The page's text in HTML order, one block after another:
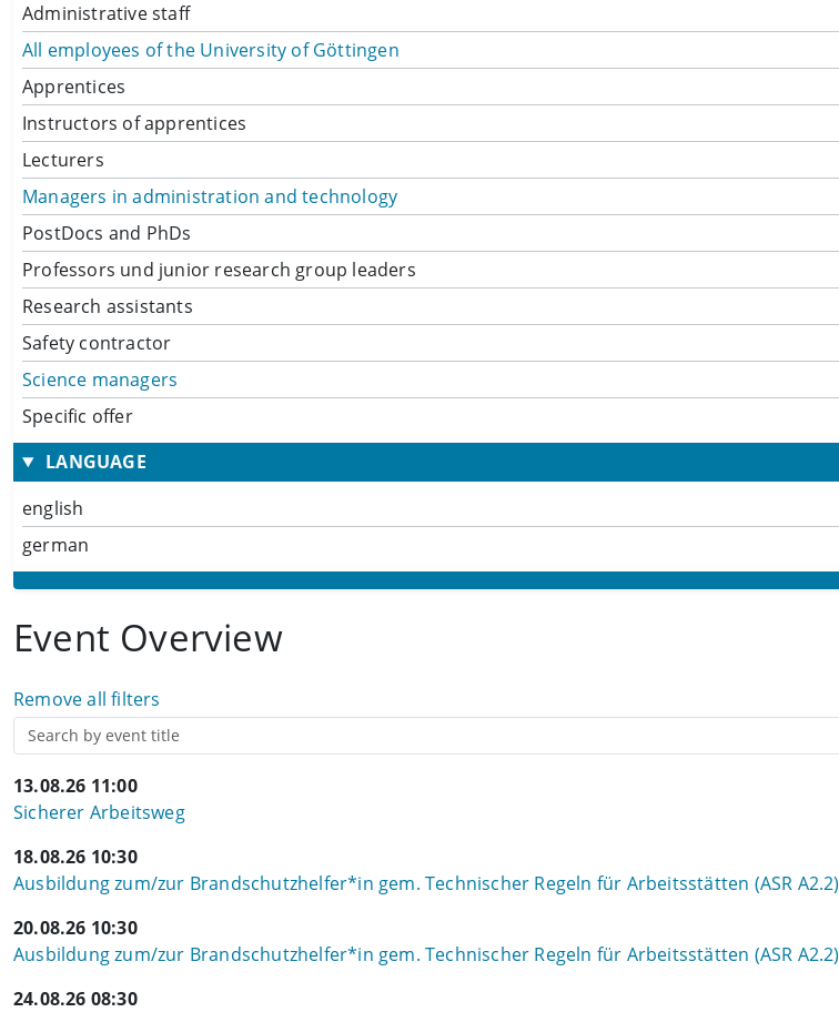
Administrative staff
All employees of the University of Göttingen
Apprentices
Instructors of apprentices
Lecturers
Managers in administration and technology
PostDocs and PhDs
Professors und junior research group leaders
Research assistants
Safety contractor
Science managers
Specific offer
LANGUAGE
english
german
Event Overview
Remove all filters
13.08.26 11:00
Sicherer Arbeitsweg
18.08.26 10:30
Ausbildung zum/zur Brandschutzhelfer*in gem. Technischer Regeln für Arbeitsstätten (ASR A2.2)
20.08.26 10:30
Ausbildung zum/zur Brandschutzhelfer*in gem. Technischer Regeln für Arbeitsstätten (ASR A2.2)
24.08.26 08:30